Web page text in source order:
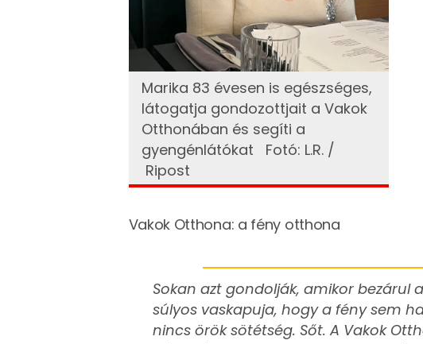
Marika 83 évesen is egészséges,
látogatja gondozottjait a Vakok
Otthonában és segíti a
gyengénlátókat Fotó: L.R. /
Ripost
Vakok Otthona: a fény otthona
Sokan azt gondolják, amikor bezárul
súlyos vaskapuja, hogy a fény sem
nincs örök sötétség. Sőt. A Vakok